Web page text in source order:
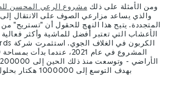
ومن الأمثلة على ذلك مشروع الرعي المحسن
والذي يساعد مزارعي الصوف على الانتقال
المتجددة. يتيح هذا النهج للحقول أن "تستريح" من
الأعشاب التي تعتبر أفضل للماشية وأكثر
بهدف التوسع إلى 1000000 هكتار بحلول عام 2030.